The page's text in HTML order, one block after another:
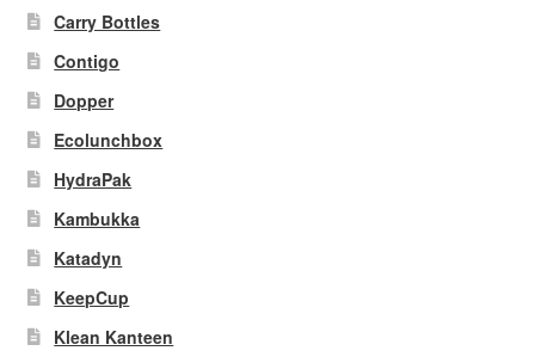
Carry Bottles
Contigo
Dopper
Ecolunchbox
HydraPak
Kambukka
Katadyn
KeepCup
Klean Kanteen